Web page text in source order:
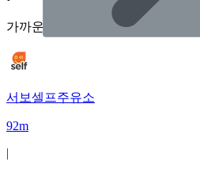
가까운순
서보셀프주유소
92m
|